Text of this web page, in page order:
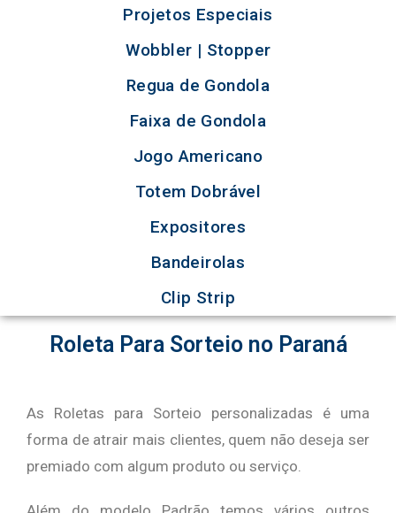
Projetos Especiais
Wobbler | Stopper
Regua de Gondola
Faixa de Gondola
Jogo Americano
Totem Dobrável
Expositores
Bandeirolas
Clip Strip
Roleta Para Sorteio no Paraná
As Roletas para Sorteio personalizadas é uma
forma de atrair mais clientes, quem não deseja ser
premiado com algum produto ou serviço.